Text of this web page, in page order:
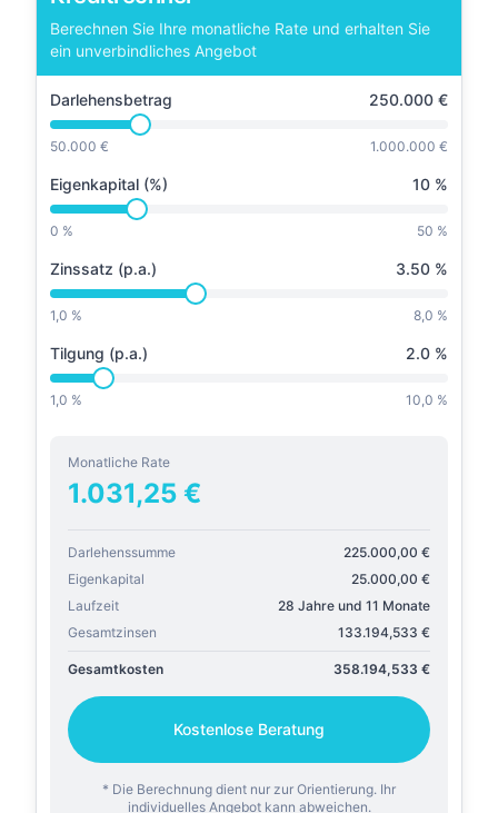
Berechnen Sie Ihre monatliche Rate und erhalten Sie
ein unverbindliches Angebot
Darlehensbetrag 250.000 €
50.000 € 1.000.000 €
Eigenkapital (%) 10 %
0 % 50 %
Zinssatz (p.a.) 3.50 %
1,0 % 8,0 %
Tilgung (p.a.) 2.0 %
1,0 % 10,0 %
Monatliche Rate
1.031,25 €
Darlehenssumme 225.000,00 €
Eigenkapital
25.000,00 €
Laufzeit
28 Jahre und 11 Monate
Gesamtzinsen
133.194,533 €
Gesamtkosten 358.194,533 €
Kostenlose Beratung
* Die Berechnung dient nur zur Orientierung. Ihr
individuelles Angebot kann abweichen.